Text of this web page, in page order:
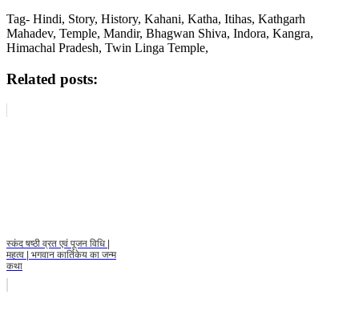
Tag- Hindi, Story, History, Kahani, Katha, Itihas, Kathgarh
Mahadev, Temple, Mandir, Bhagwan Shiva, Indora, Kangra,
Himachal Pradesh, Twin Linga Temple,
Related posts:
स्कंद षष्ठी व्रत एवं पूजन विधि |
महत्व | भगवान कार्तिकेय का जन्म
कथा